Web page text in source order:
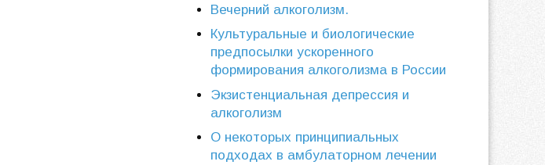
Вечерний алкоголизм.
Культуральные и биологические
предпосылки ускоренного
формирования алкоголизма в России
Экзистенциальная депрессия и
алкоголизм
О некоторых принципиальных
подходах в амбулаторном лечении